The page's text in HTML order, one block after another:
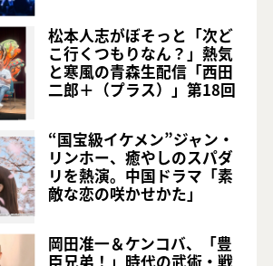
松本人志がぼそっと「次ど
こ行くつもりなん？」熱気
と寒風の青森生配信「西田
二郎＋（プラス）」第18回
“国宝級イケメン”ジャン・
リンホー、癒やしのスパダ
リを熱演。中国ドラマ「素
敵な恋の咲かせかた」
岡田准一＆ケンコバ、「豊
臣兄弟！」時代の武術・戦